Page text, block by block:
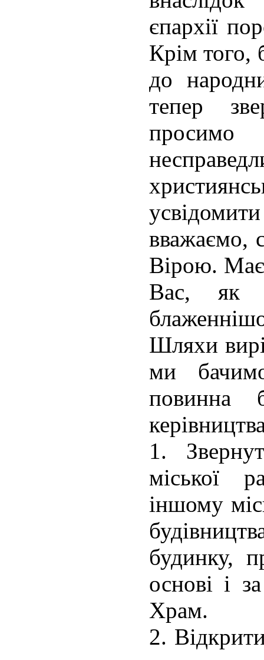
єпархії
Крім того,
до
тепер
вважаємо,
Вірою.
Вас, як
Шляхи
ми
повинна
1.
міської
іншому
будинку,
основі і
Храм.
2.